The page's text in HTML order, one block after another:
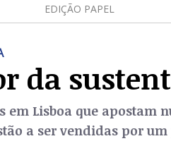
EDIÇÃO PAPEL
da
em Lisboa que apostam
a ser vendidas por